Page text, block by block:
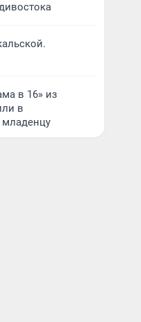
в 16» из
в
младенцу